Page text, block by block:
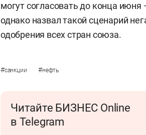
могут согласовать до конца
однако назвал такой сценарий
одобрения всех стран союза.
#санкции #нефть
Читайте БИЗНЕС Online
в Telegram